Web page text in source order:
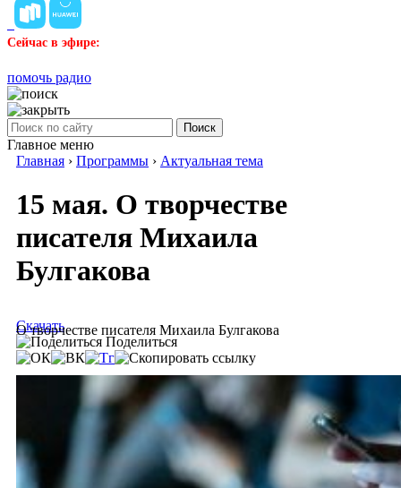
Сейчас в эфире:
помочь радио
Поиск
Главное меню
Главная › Программы › Актуальная тема
15 мая. О творчестве
писателя Михаила
Булгакова
О творчестве писателя Михаила Булгакова
Скачать
Поделиться